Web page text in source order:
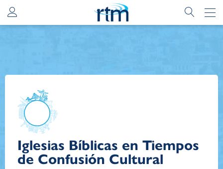
Iglesias Bíblicas en Tiempos
de Confusión Cultural